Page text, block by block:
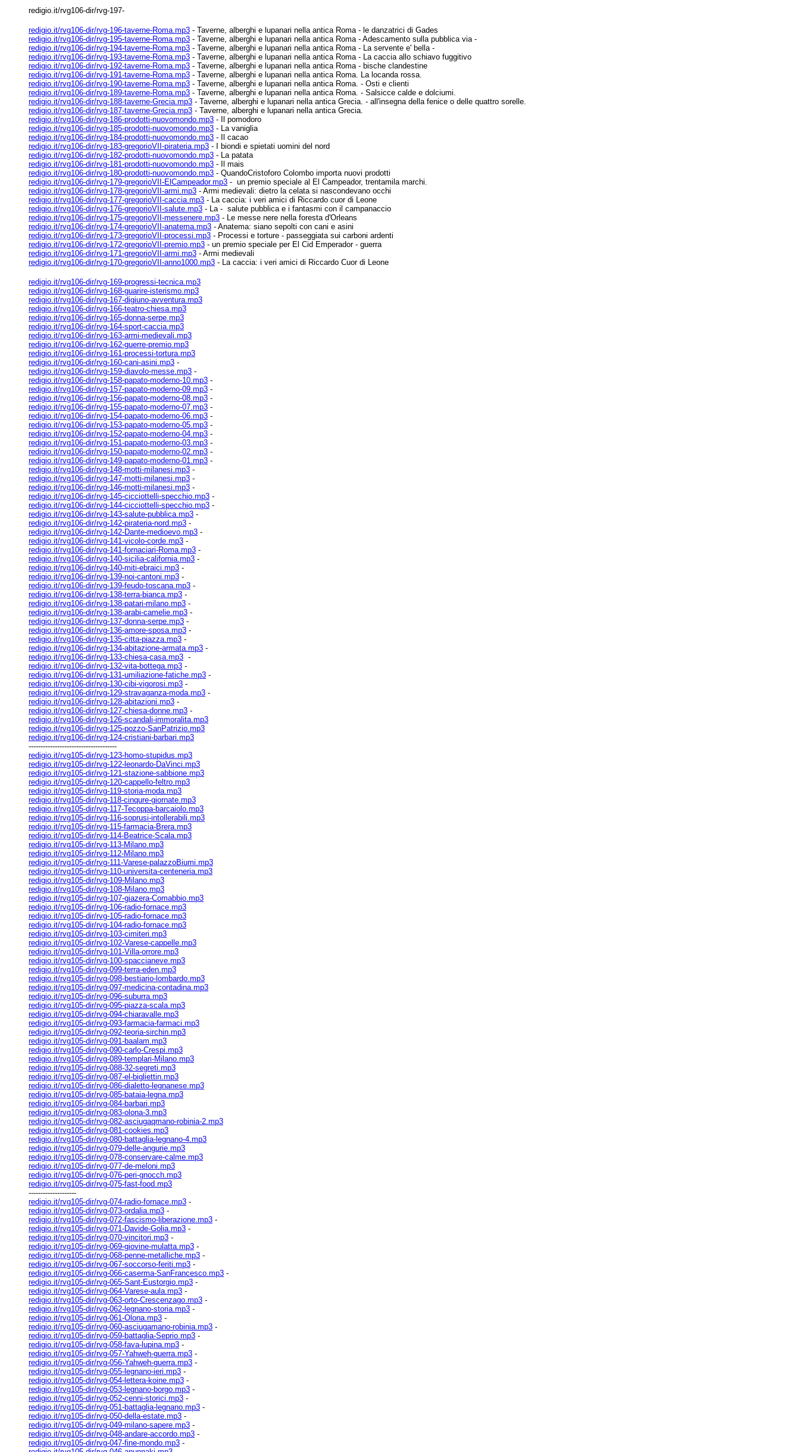
redigio.it/rvg106-dir/rvg-197-
redigio.it/rvg106-dir/rvg-196-taverne-Roma.mp3 - Taverne, alberghi e lupanari nella antica Roma - le danzatrici di Gades
redigio.it/rvg106-dir/rvg-195-taverne-Roma.mp3 - Taverne, alberghi e lupanari nella antica Roma - Adescamento sulla pubblica via -
redigio.it/rvg106-dir/rvg-194-taverne-Roma.mp3 - Taverne, alberghi e lupanari nella antica Roma - La servente e' bella -
redigio.it/rvg106-dir/rvg-193-taverne-Roma.mp3 - Taverne, alberghi e lupanari nella antica Roma - La caccia allo schiavo fuggitivo
redigio.it/rvg106-dir/rvg-192-taverne-Roma.mp3 - Taverne, alberghi e lupanari nella antica Roma - bische clandestine
redigio.it/rvg106-dir/rvg-191-taverne-Roma.mp3 - Taverne, alberghi e lupanari nella antica Roma. La locanda rossa.
redigio.it/rvg106-dir/rvg-190-taverne-Roma.mp3 - Taverne, alberghi e lupanari nella antica Roma. - Osti e clienti
redigio.it/rvg106-dir/rvg-189-taverne-Roma.mp3 - Taverne, alberghi e lupanari nella antica Roma. - Salsicce calde e dolciumi.
redigio.it/rvg106-dir/rvg-188-taverne-Grecia.mp3 - Taverne, alberghi e lupanari nella antica Grecia. - all'insegna della fenice o delle quattro sorelle.
redigio.it/rvg106-dir/rvg-187-taverne-Grecia.mp3 - Taverne, alberghi e lupanari nella antica Grecia.
redigio.it/rvg106-dir/rvg-186-prodotti-nuovomondo.mp3 - Il pomodoro
redigio.it/rvg106-dir/rvg-185-prodotti-nuovomondo.mp3 - La vaniglia
redigio.it/rvg106-dir/rvg-184-prodotti-nuovomondo.mp3 - Il cacao
redigio.it/rvg106-dir/rvg-183-gregorioVII-pirateria.mp3 - I biondi e spietati uomini del nord
redigio.it/rvg106-dir/rvg-182-prodotti-nuovomondo.mp3 - La patata
redigio.it/rvg106-dir/rvg-181-prodotti-nuovomondo.mp3 - Il mais
redigio.it/rvg106-dir/rvg-180-prodotti-nuovomondo.mp3 - QuandoCristoforo Colombo importa nuovi prodotti
redigio.it/rvg106-dir/rvg-179-gregorioVII-ElCampeador.mp3 - un premio speciale al El Campeador, trentamila marchi.
redigio.it/rvg106-dir/rvg-178-gregorioVII-armi.mp3 - Armi medievali: dietro la celata si nascondevano occhi
redigio.it/rvg106-dir/rvg-177-gregorioVII-caccia.mp3 - La caccia: i veri amici di Riccardo cuor di Leone
redigio.it/rvg106-dir/rvg-176-gregorioVII-salute.mp3 - La - salute pubblica e i fantasmi con il campanaccio
redigio.it/rvg106-dir/rvg-175-gregorioVII-messenere.mp3 - Le messe nere nella foresta d'Orleans
redigio.it/rvg106-dir/rvg-174-gregorioVII-anatema.mp3 - Anatema: siano sepolti con cani e asini
redigio.it/rvg106-dir/rvg-173-gregorioVII-processi.mp3 - Processi e torture - passeggiata sui carboni ardenti
redigio.it/rvg106-dir/rvg-172-gregorioVII-premio.mp3 - un premio speciale per El Cid Emperador - guerra
redigio.it/rvg106-dir/rvg-171-gregorioVII-armi.mp3 - Armi medievali
redigio.it/rvg106-dir/rvg-170-gregorioVII-anno1000.mp3 - La caccia: i veri amici di Riccardo Cuor di Leone
redigio.it/rvg106-dir/rvg-169-progressi-tecnica.mp3
redigio.it/rvg106-dir/rvg-168-guarire-isterismo.mp3
redigio.it/rvg106-dir/rvg-167-digiuno-avventura.mp3
redigio.it/rvg106-dir/rvg-166-teatro-chiesa.mp3
redigio.it/rvg106-dir/rvg-165-donna-serpe.mp3
redigio.it/rvg106-dir/rvg-164-sport-caccia.mp3
redigio.it/rvg106-dir/rvg-163-armi-medievali.mp3
redigio.it/rvg106-dir/rvg-162-guerre-premio.mp3
redigio.it/rvg106-dir/rvg-161-processi-tortura.mp3
redigio.it/rvg106-dir/rvg-160-cani-asini.mp3 -
redigio.it/rvg106-dir/rvg-159-diavolo-messe.mp3 -
redigio.it/rvg106-dir/rvg-158-papato-moderno-10.mp3 -
redigio.it/rvg106-dir/rvg-157-papato-moderno-09.mp3 -
redigio.it/rvg106-dir/rvg-156-papato-moderno-08.mp3 -
redigio.it/rvg106-dir/rvg-155-papato-moderno-07.mp3 -
redigio.it/rvg106-dir/rvg-154-papato-moderno-06.mp3 -
redigio.it/rvg106-dir/rvg-153-papato-moderno-05.mp3 -
redigio.it/rvg106-dir/rvg-152-papato-moderno-04.mp3 -
redigio.it/rvg106-dir/rvg-151-papato-moderno-03.mp3 -
redigio.it/rvg106-dir/rvg-150-papato-moderno-02.mp3 -
redigio.it/rvg106-dir/rvg-149-papato-moderno-01.mp3 -
redigio.it/rvg106-dir/rvg-148-motti-milanesi.mp3 -
redigio.it/rvg106-dir/rvg-147-motti-milanesi.mp3 -
redigio.it/rvg106-dir/rvg-146-motti-milanesi.mp3 -
redigio.it/rvg106-dir/rvg-145-cicciottelli-specchio.mp3 -
redigio.it/rvg106-dir/rvg-144-cicciottelli-specchio.mp3 -
redigio.it/rvg106-dir/rvg-143-salute-pubblica.mp3 -
redigio.it/rvg106-dir/rvg-142-pirateria-nord.mp3 -
redigio.it/rvg106-dir/rvg-142-Dante-medioevo.mp3 -
redigio.it/rvg106-dir/rvg-141-vicolo-corde.mp3 -
redigio.it/rvg106-dir/rvg-141-fornaciari-Roma.mp3 -
redigio.it/rvg106-dir/rvg-140-sicilia-california.mp3 -
redigio.it/rvg106-dir/rvg-140-miti-ebraici.mp3 -
redigio.it/rvg106-dir/rvg-139-noi-cantoni.mp3 -
redigio.it/rvg106-dir/rvg-139-feudo-toscana.mp3 -
redigio.it/rvg106-dir/rvg-138-terra-bianca.mp3 -
redigio.it/rvg106-dir/rvg-138-patari-milano.mp3 -
redigio.it/rvg106-dir/rvg-138-arabi-camelie.mp3 -
redigio.it/rvg106-dir/rvg-137-donna-serpe.mp3 -
redigio.it/rvg106-dir/rvg-136-amore-sposa.mp3 -
redigio.it/rvg106-dir/rvg-135-citta-piazza.mp3 -
redigio.it/rvg106-dir/rvg-134-abitazione-armata.mp3 -
redigio.it/rvg106-dir/rvg-133-chiesa-casa.mp3 -
redigio.it/rvg106-dir/rvg-132-vita-bottega.mp3 -
redigio.it/rvg106-dir/rvg-131-umiliazione-fatiche.mp3 -
redigio.it/rvg106-dir/rvg-130-cibi-vigorosi.mp3 -
redigio.it/rvg106-dir/rvg-129-stravaganza-moda.mp3 -
redigio.it/rvg106-dir/rvg-128-abitazioni.mp3 -
redigio.it/rvg106-dir/rvg-127-chiesa-donne.mp3 -
redigio.it/rvg106-dir/rvg-126-scandali-immoralita.mp3
redigio.it/rvg106-dir/rvg-125-pozzo-SanPatrizio.mp3
redigio.it/rvg106-dir/rvg-124-cristiani-barbari.mp3
-------------------------------------
redigio.it/rvg105-dir/rvg-123-homo-stupidus.mp3
redigio.it/rvg105-dir/rvg-122-leonardo-DaVinci.mp3
redigio.it/rvg105-dir/rvg-121-stazione-sabbione.mp3
redigio.it/rvg105-dir/rvg-120-cappello-feltro.mp3
redigio.it/rvg105-dir/rvg-119-storia-moda.mp3
redigio.it/rvg105-dir/rvg-118-cinqure-giornate.mp3
redigio.it/rvg105-dir/rvg-117-Tecoppa-barcaiolo.mp3
redigio.it/rvg105-dir/rvg-116-soprusi-intollerabili.mp3
redigio.it/rvg105-dir/rvg-115-farmacia-Brera.mp3
redigio.it/rvg105-dir/rvg-114-Beatrice-Scala.mp3
redigio.it/rvg105-dir/rvg-113-Milano.mp3
redigio.it/rvg105-dir/rvg-112-Milano.mp3
redigio.it/rvg105-dir/rvg-111-Varese-palazzoBiumi.mp3
redigio.it/rvg105-dir/rvg-110-universita-centeneria.mp3
redigio.it/rvg105-dir/rvg-109-Milano.mp3
redigio.it/rvg105-dir/rvg-108-Milano.mp3
redigio.it/rvg105-dir/rvg-107-giazera-Comabbio.mp3
redigio.it/rvg105-dir/rvg-106-radio-fornace.mp3
redigio.it/rvg105-dir/rvg-105-radio-fornace.mp3
redigio.it/rvg105-dir/rvg-104-radio-fornace.mp3
redigio.it/rvg105-dir/rvg-103-cimiteri.mp3
redigio.it/rvg105-dir/rvg-102-Varese-cappelle.mp3
redigio.it/rvg105-dir/rvg-101-Villa-orrore.mp3
redigio.it/rvg105-dir/rvg-100-spaccianeve.mp3
redigio.it/rvg105-dir/rvg-099-terra-eden.mp3
redigio.it/rvg105-dir/rvg-098-bestiario-lombardo.mp3
redigio.it/rvg105-dir/rvg-097-medicina-contadina.mp3
redigio.it/rvg105-dir/rvg-096-suburra.mp3
redigio.it/rvg105-dir/rvg-095-piazza-scala.mp3
redigio.it/rvg105-dir/rvg-094-chiaravalle.mp3
redigio.it/rvg105-dir/rvg-093-farmacia-farmaci.mp3
redigio.it/rvg105-dir/rvg-092-teoria-sirchin.mp3
redigio.it/rvg105-dir/rvg-091-baalam.mp3
redigio.it/rvg105-dir/rvg-090-carlo-Crespi.mp3
redigio.it/rvg105-dir/rvg-089-templari-Milano.mp3
redigio.it/rvg105-dir/rvg-088-32-segreti.mp3
redigio.it/rvg105-dir/rvg-087-el-bigliettin.mp3
redigio.it/rvg105-dir/rvg-086-dialetto-legnanese.mp3
redigio.it/rvg105-dir/rvg-085-bataia-legna.mp3
redigio.it/rvg105-dir/rvg-084-barbari.mp3
redigio.it/rvg105-dir/rvg-083-olona-3.mp3
redigio.it/rvg105-dir/rvg-082-asciugaqmano-robinia-2.mp3
redigio.it/rvg105-dir/rvg-081-cookies.mp3
redigio.it/rvg105-dir/rvg-080-battaglia-legnano-4.mp3
redigio.it/rvg105-dir/rvg-079-delle-angurie.mp3
redigio.it/rvg105-dir/rvg-078-conservare-calme.mp3
redigio.it/rvg105-dir/rvg-077-de-meloni.mp3
redigio.it/rvg105-dir/rvg-076-peri-gnocch.mp3
redigio.it/rvg105-dir/rvg-075-fast-food.mp3
--------------------
redigio.it/rvg105-dir/rvg-074-radio-fornace.mp3 -
redigio.it/rvg105-dir/rvg-073-ordalia.mp3 -
redigio.it/rvg105-dir/rvg-072-fascismo-liberazione.mp3 -
redigio.it/rvg105-dir/rvg-071-Davide-Golia.mp3 -
redigio.it/rvg105-dir/rvg-070-vincitori.mp3 -
redigio.it/rvg105-dir/rvg-069-giovine-mulatta.mp3 -
redigio.it/rvg105-dir/rvg-068-penne-metalliche.mp3 -
redigio.it/rvg105-dir/rvg-067-soccorso-feriti.mp3 -
redigio.it/rvg105-dir/rvg-066-caserma-SanFrancesco.mp3 -
redigio.it/rvg105-dir/rvg-065-Sant-Eustorgio.mp3 -
redigio.it/rvg105-dir/rvg-064-Varese-aula.mp3 -
redigio.it/rvg105-dir/rvg-063-orto-Crescenzago.mp3 -
redigio.it/rvg105-dir/rvg-062-legnano-storia.mp3 -
redigio.it/rvg105-dir/rvg-061-Olona.mp3 -
redigio.it/rvg105-dir/rvg-060-asciugamano-robinia.mp3 -
redigio.it/rvg105-dir/rvg-059-battaglia-Seprio.mp3 -
redigio.it/rvg105-dir/rvg-058-fava-lupina.mp3 -
redigio.it/rvg105-dir/rvg-057-Yahweh-guerra.mp3 -
redigio.it/rvg105-dir/rvg-056-Yahweh-guerra.mp3 -
redigio.it/rvg105-dir/rvg-055-legnano-ieri.mp3 -
redigio.it/rvg105-dir/rvg-054-lettera-koine.mp3 -
redigio.it/rvg105-dir/rvg-053-legnano-borgo.mp3 -
redigio.it/rvg105-dir/rvg-052-cenni-storici.mp3 -
redigio.it/rvg105-dir/rvg-051-battaglia-legnano.mp3 -
redigio.it/rvg105-dir/rvg-050-della-estate.mp3 -
redigio.it/rvg105-dir/rvg-049-milano-sapere.mp3 -
redigio.it/rvg105-dir/rvg-048-andare-accordo.mp3 -
redigio.it/rvg105-dir/rvg-047-fine-mondo.mp3 -